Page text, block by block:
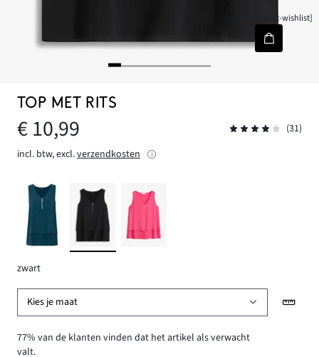
[node-product-wishlist]
TOP MET RITS
€ 10,99
(31)
incl. btw, excl.verzendkosten
zwart
Kies je maat
77% van de klanten vinden dat het artikel als verwacht
valt.